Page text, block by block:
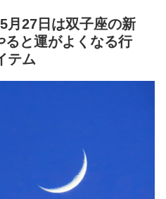
月27日は双子座の新
ると運がよくなる行
テム